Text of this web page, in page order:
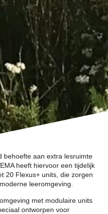
behoefte aan extra lesruimte
heeft hiervoor een tijdelijk
20 Flexus+ units, die zorgen
leeromgeving.
met modulaire units
ontworpen voor